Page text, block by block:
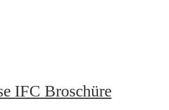
IFC Broschüre